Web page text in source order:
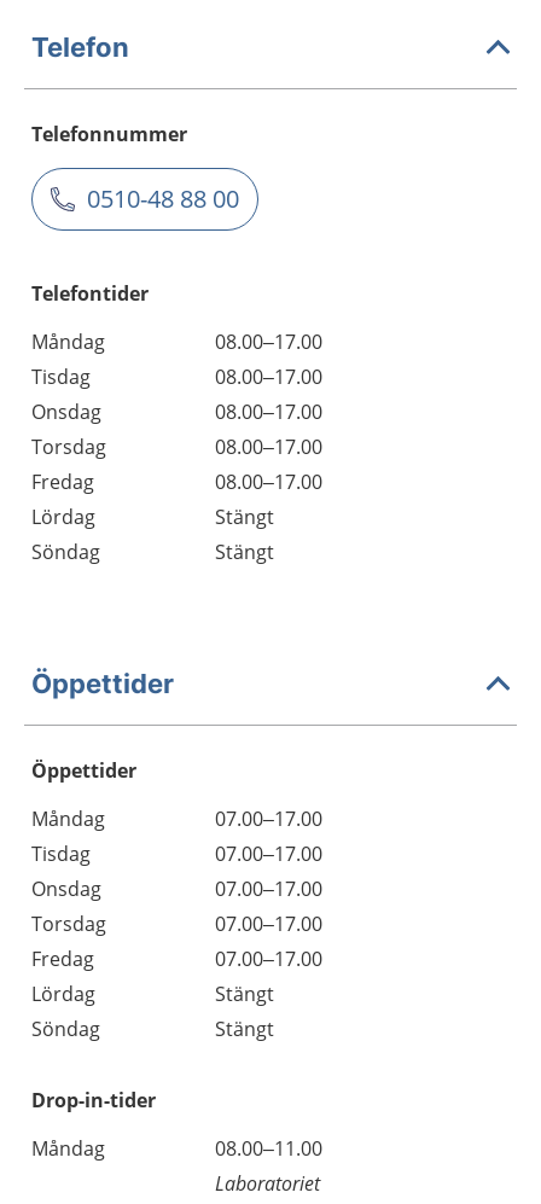
Telefon
Telefonnummer
0510-48 88 00
Telefontider
Måndag
08.00–17.00
Tisdag
08.00–17.00
Onsdag
08.00–17.00
Torsdag
08.00–17.00
Fredag
08.00–17.00
Lördag
Stängt
Söndag
Stängt
Öppettider
Öppettider
Dag
Öppettider
Kommentarer
Måndag
07.00–17.00
Tisdag
07.00–17.00
Onsdag
07.00–17.00
Torsdag
07.00–17.00
Fredag
07.00–17.00
Lördag
Stängt
Söndag
Stängt
Drop-in-tider
Måndag
08.00–11.00
Laboratoriet